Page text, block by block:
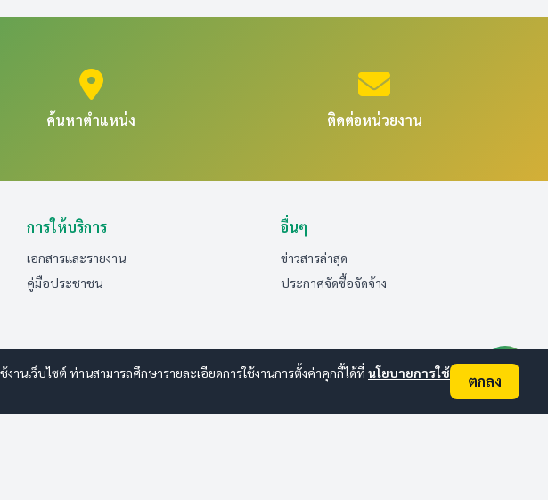
ค้นหาตำแหน่ง ติดต่อหน่วยงาน
การให้บริการ
เอกสารและรายงาน
คู่มือประชาชน
อื่นๆ
ข่าวสารล่าสุด
ประกาศจัดซื้อจัดจ้าง
เว็บไซต์ ท่านสามารถศึกษารายละเอียดการใช้งานการตั้งค่าคุกกี้ได้ที่ นโยบายการใช้
ตกลง